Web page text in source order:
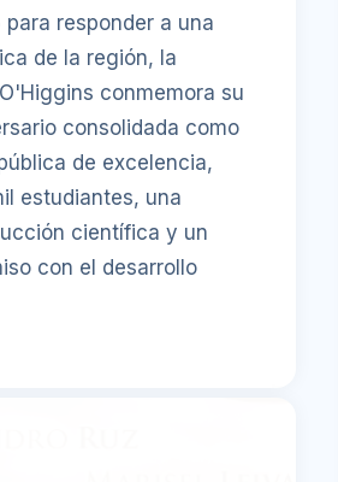
para responder a una
de la región, la
conmemora su
consolidada como
de excelencia,
estudiantes, una
científica y un
con el desarrollo